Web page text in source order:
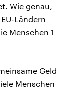
Wie genau,
Ländern
Menschen 1
Geld
Menschen